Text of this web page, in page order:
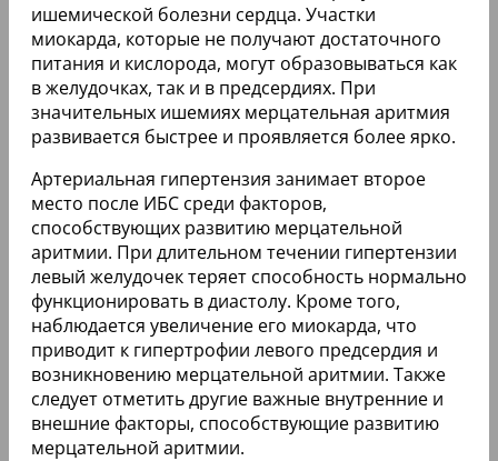
ишемической болезни сердца. Участки
миокарда, которые не получают достаточного
питания и кислорода, могут образовываться как
в желудочках, так и в предсердиях. При
значительных ишемиях мерцательная аритмия
развивается быстрее и проявляется более ярко.
Артериальная гипертензия занимает второе
место после ИБС среди факторов,
способствующих развитию мерцательной
аритмии. При длительном течении гипертензии
левый желудочек теряет способность нормально
функционировать в диастолу. Кроме того,
наблюдается увеличение его миокарда, что
приводит к гипертрофии левого предсердия и
возникновению мерцательной аритмии. Также
следует отметить другие важные внутренние и
внешние факторы, способствующие развитию
мерцательной аритмии.